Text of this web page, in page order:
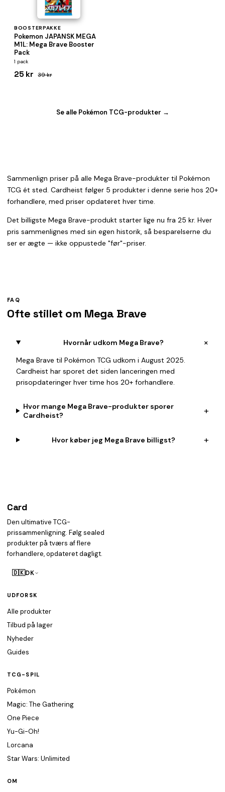
BOOSTERPAKKE
Pokemon JAPANSK MEGA
M1L: Mega Brave Booster
Pack
1 pack
25 kr 39 kr
Se alle Pokémon TCG-produkter →
Sammenlign priser på alle Mega Brave-produkter til Pokémon
TCG ét sted. Cardheist følger 5 produkter i denne serie hos 20+
forhandlere, med priser opdateret hver time.
Det billigste Mega Brave-produkt starter lige nu fra 25 kr. Hver
pris sammenlignes med sin egen historik, så besparelserne du
ser er ægte — ikke oppustede "før"-priser.
FAQ
Ofte stillet om Mega Brave
Hvornår udkom Mega Brave? +
Mega Brave til Pokémon TCG udkom i August 2025.
Cardheist har sporet det siden lanceringen med
prisopdateringer hver time hos 20+ forhandlere.
Hvor mange Mega Brave-produkter sporer
Cardheist?
+
Hvor køber jeg Mega Brave billigst? +
Card
Den ultimative TCG-
prissammenligning. Følg sealed
produkter på tværs af flere
forhandlere, opdateret dagligt.
🇩🇰DK
UDFORSK
Alle produkter
Tilbud på lager
Nyheder
Guides
TCG-SPIL
Pokémon
Magic: The Gathering
One Piece
Yu-Gi-Oh!
Lorcana
Star Wars: Unlimited
OM